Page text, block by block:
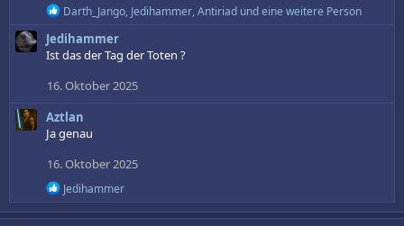
R
e
a
k
n
e
n
Darth_Jango, Jedihammer, Antiriad und eine weitere Person
Jedihammer
Ist das der Tag der Toten ?
16. Oktober 2025
Aztlan
Ja genau
16. Oktober 2025
R
e
a
Jedihammer